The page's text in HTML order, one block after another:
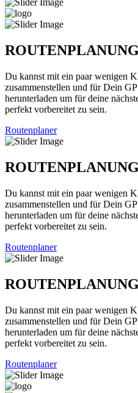
ROUTENPLANUNG
Du kannst mit ein paar wenigen
zusammenstellen und für Dein
herunterladen um für deine
perfekt vorbereitet zu sein.
Routenplaner
ROUTENPLANUNG
Du kannst mit ein paar wenigen
zusammenstellen und für Dein
herunterladen um für deine
perfekt vorbereitet zu sein.
Routenplaner
ROUTENPLANUNG
Du kannst mit ein paar wenigen
zusammenstellen und für Dein
herunterladen um für deine
perfekt vorbereitet zu sein.
Routenplaner